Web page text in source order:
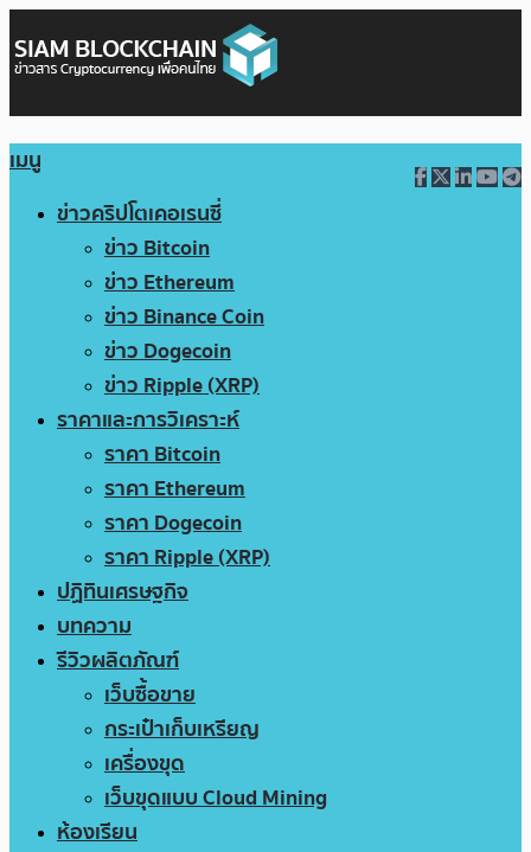
เมนู
ข่าวคริปโตเคอเรนซี่
ข่าว Bitcoin
ข่าว Ethereum
ข่าว Binance Coin
ข่าว Dogecoin
ข่าว Ripple (XRP)
ราคาและการวิเคราะห์
ราคา Bitcoin
ราคา Ethereum
ราคา Dogecoin
ราคา Ripple (XRP)
ปฏิทินเศรษฐกิจ
บทความ
รีวิวผลิตภัณฑ์
เว็บซื้อขาย
กระเป๋าเก็บเหรียญ
เครื่องขุด
เว็บขุดแบบ Cloud Mining
ห้องเรียน